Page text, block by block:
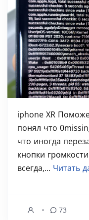
iphone XR
понял что
что иногда
кнопки
всегда,... Читать
73